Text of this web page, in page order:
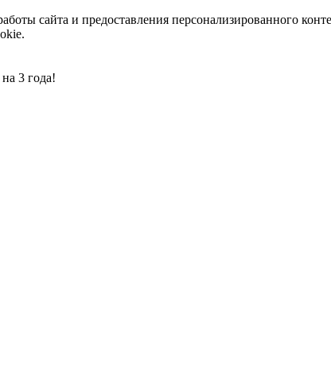
сайта и предоставления персонализированного
3 года!